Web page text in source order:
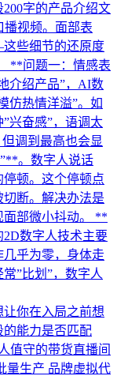
字的产品介绍文
播视频。面部表
些细节的还原度
**问题一：情感表
介绍产品”，AI数
仿热情洋溢”。如
兴奋感”，语调太
调到最高也会显
。数字人说话
顿。这个停顿点
断。解决办法是
面部微小抖动。 **
数字人技术主要
乎为零，身体走
”比划”，数字人
你在入局之前想
能力是否匹配
值守的带货直播间
量生产 品牌虚拟代